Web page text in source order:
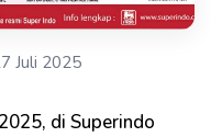
Juli 2025
di Superindo